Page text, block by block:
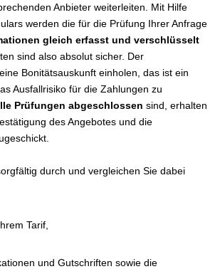
Anbieter weiterleiten. Mit Hilfe
werden die für die Prüfung Ihrer Anfrage
gleich erfasst und verschlüsselt
sind also absolut sicher. Der
Bonitätsauskunft einholen, das ist ein
Ausfallrisiko für die Zahlungen zu
Prüfungen abgeschlossen sind, erhalten
des Angebotes und die
durch und vergleichen Sie dabei
Tarif,
und Gutschriften sowie die